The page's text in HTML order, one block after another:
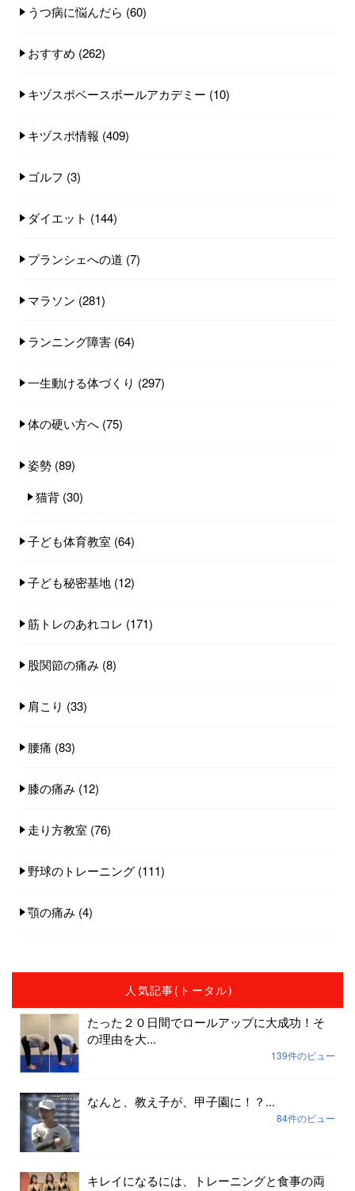
うつ病に悩んだら (60)
おすすめ (262)
キヅスポベースボールアカデミー (10)
キヅスポ情報 (409)
ゴルフ (3)
ダイエット (144)
プランシェへの道 (7)
マラソン (281)
ランニング障害 (64)
一生動ける体づくり (297)
体の硬い方へ (75)
姿勢 (89)
猫背 (30)
子ども体育教室 (64)
子ども秘密基地 (12)
筋トレのあれコレ (171)
股関節の痛み (8)
肩こり (33)
腰痛 (83)
膝の痛み (12)
走り方教室 (76)
野球のトレーニング (111)
顎の痛み (4)
人気記事(トータル)
たった２０日間でロールアップに大成功！そ
の理由を大...
139件のビュー
なんと、教え子が、甲子園に！？...
84件のビュー
キレイになるには、トレーニングと食事の両